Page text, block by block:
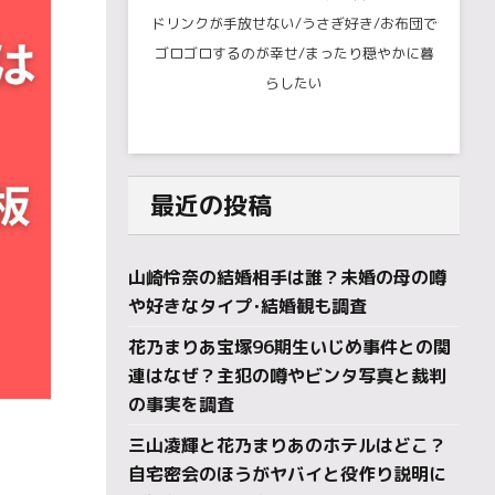
ドリンクが手放せない/うさぎ好き/お布団で
ゴロゴロするのが幸せ/まったり穏やかに暮
らしたい
最近の投稿
山崎怜奈の結婚相手は誰？未婚の母の噂
や好きなタイプ･結婚観も調査
花乃まりあ宝塚96期生いじめ事件との関
連はなぜ？主犯の噂やビンタ写真と裁判
の事実を調査
三山凌輝と花乃まりあのホテルはどこ？
自宅密会のほうがヤバイと役作り説明に